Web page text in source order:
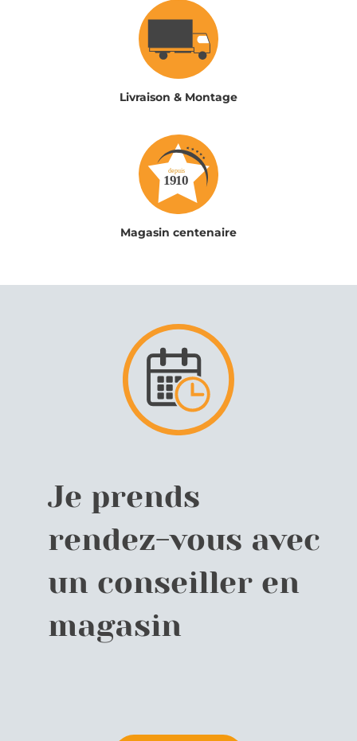
Livraison & Montage
Magasin centenaire
Je prends
rendez-vous avec
un conseiller en
magasin